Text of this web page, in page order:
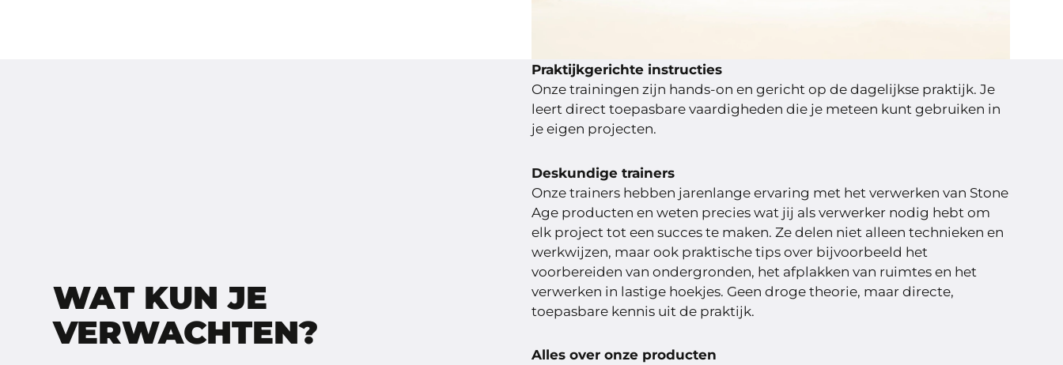
WAT KUN JE
VERWACHTEN?
Praktijkgerichte instructies
Onze trainingen zijn hands-on en gericht op de dagelijkse praktijk. Je
leert direct toepasbare vaardigheden die je meteen kunt gebruiken in
je eigen projecten.
Deskundige trainers
Onze trainers hebben jarenlange ervaring met het verwerken van Stone
Age producten en weten precies wat jij als verwerker nodig hebt om
elk project tot een succes te maken. Ze delen niet alleen technieken en
werkwijzen, maar ook praktische tips over bijvoorbeeld het
voorbereiden van ondergronden, het afplakken van ruimtes en het
verwerken in lastige hoekjes. Geen droge theorie, maar directe,
toepasbare kennis uit de praktijk.
Alles over onze producten